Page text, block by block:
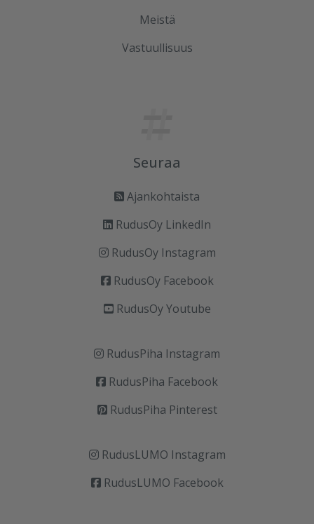
Meistä
Vastuullisuus
Seuraa
Ajankohtaista
RudusOy LinkedIn
RudusOy Instagram
RudusOy Facebook
RudusOy Youtube
RudusPiha Instagram
RudusPiha Facebook
RudusPiha Pinterest
RudusLUMO Instagram
RudusLUMO Facebook